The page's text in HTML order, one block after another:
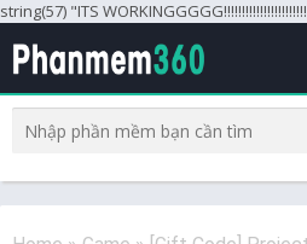
string(57) "ITS